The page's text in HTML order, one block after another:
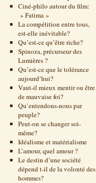
Ciné-philo autour du film:
» Fatima »
La compétition entre tous,
est-elle inévitable?
Qu’est-ce qu’être riche?
Spinoza, précurseur des
Lumières ?
Qu’est-ce que le tolérance
aujourd’hui?
Vaut-il mieux mentir ou être
de mauvaise foi?
Qu’entendons-nous par
peuple?
Peut-on se changer soi-
même?
Idéalisme et matérialisme
L’amour, quel amour ?
Le destin d’une société
dépend t-il de la volonté des
hommes?